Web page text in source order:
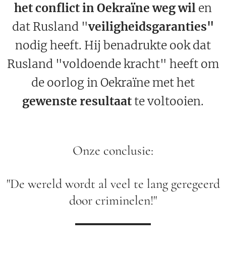
het conflict in Oekraïne weg wil en
dat Rusland "veiligheidsgaranties"
nodig heeft. Hij benadrukte ook dat
Rusland "voldoende kracht" heeft om
de oorlog in Oekraïne met het
gewenste resultaatte voltooien.
Onze conclusie:
"De wereld wordt al veel te lang geregeerd
door criminelen!"